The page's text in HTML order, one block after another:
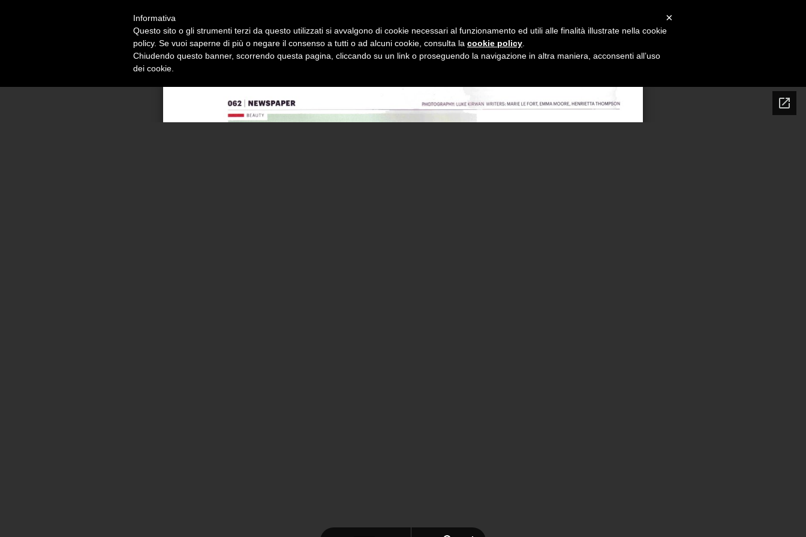
Alessandro Masturzodesign studio NEWS PROJECTS PRESS INFO CONTACT
×
Informativa
Questo sito o gli strumenti terzi da questo utilizzati si avvalgono di cookie necessari al funzionamento ed utili alle finalità illustrate nella cookie
policy. Se vuoi saperne di più o negare il consenso a tutti o ad alcuni cookie, consulta la cookie policy
Chiudendo questo banner, scorrendo questa pagina, cliccando su un link o proseguendo la navigazione in altra maniera, acconsenti all’uso
dei cookie.